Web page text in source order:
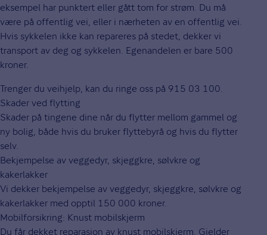
eksempel har punktert eller gått tom for strøm. Du må
være på offentlig vei, eller i nærheten av en offentlig vei.
Hvis sykkelen ikke kan repareres på stedet, dekker vi
transport av deg og sykkelen. Egenandelen er bare 500
kroner.
Trenger du veihjelp, kan du ringe oss på 915 03 100.
Skader ved flytting
Skader på tingene dine når du flytter mellom gammel og
ny bolig, både hvis du bruker flyttebyrå og hvis du flytter
selv.
Bekjempelse av veggedyr, skjeggkre, sølvkre og
kakerlakker
Vi dekker bekjempelse av veggedyr, skjeggkre, sølvkre og
kakerlakker med opptil 150 000 kroner.
Mobilforsikring: Knust mobilskjerm
Du får dekket reparasjon av knust mobilskjerm. Gjelder